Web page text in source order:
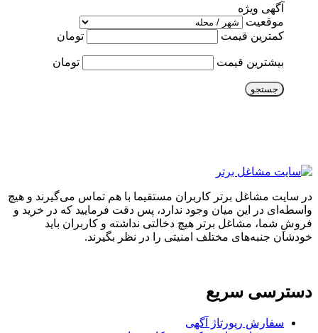
آگهی ویژه
موقعیت
کمترین قیمت
تومان
بیشترین قیمت تومان
جستجو
در سایت مشاغل برتر کاربران مستقیما با هم تماس می‌گیرند و هیچ
واسطه‌ای در این میان وجود ندارد، پس دقت فرمایید که در خرید و
فروشِ شما، مشاغل برتر هیچ دخالتی نداشته و کاربران باید
خودشان جنبه‌های مختلف امنیتی را در نظر بگیرند.
دسترسی سریع
سفارش رپورتاژ آگهی